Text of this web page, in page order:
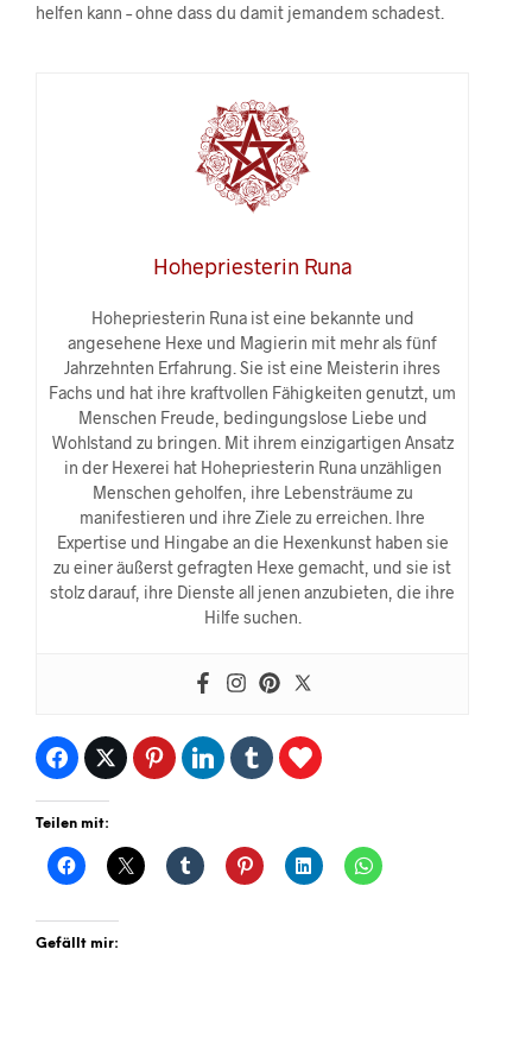
helfen kann – ohne dass du damit jemandem schadest.
Hohepriesterin Runa
Hohepriesterin Runa ist eine bekannte und
angesehene Hexe und Magierin mit mehr als fünf
Jahrzehnten Erfahrung. Sie ist eine Meisterin ihres
Fachs und hat ihre kraftvollen Fähigkeiten genutzt, um
Menschen Freude, bedingungslose Liebe und
Wohlstand zu bringen. Mit ihrem einzigartigen Ansatz
in der Hexerei hat Hohepriesterin Runa unzähligen
Menschen geholfen, ihre Lebensträume zu
manifestieren und ihre Ziele zu erreichen. Ihre
Expertise und Hingabe an die Hexenkunst haben sie
zu einer äußerst gefragten Hexe gemacht, und sie ist
stolz darauf, ihre Dienste all jenen anzubieten, die ihre
Hilfe suchen.
Teilen mit:
Gefällt mir: